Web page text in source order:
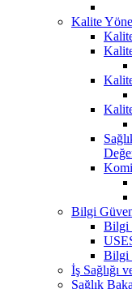
Kalite
Bilgi
Bilgi
Bilgi
İş Sağlığı
Sağlık